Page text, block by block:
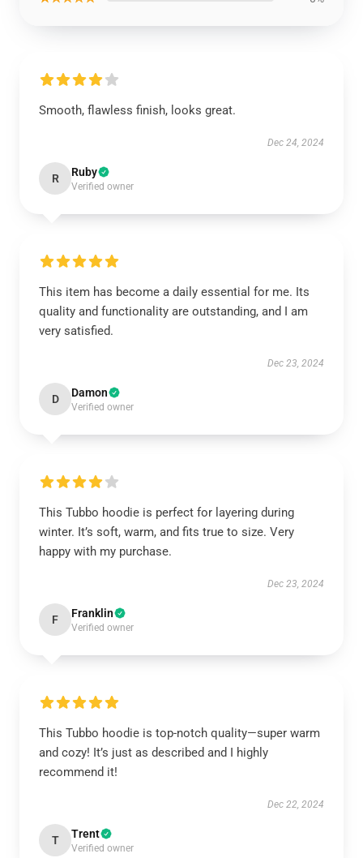
Smooth, flawless finish, looks great.
Dec 24, 2024
R Ruby
Verified owner
This item has become a daily essential for me. Its
quality and functionality are outstanding, and I am
very satisfied.
Dec 23, 2024
D Damon
Verified owner
This Tubbo hoodie is perfect for layering during
winter. It’s soft, warm, and fits true to size. Very
happy with my purchase.
Dec 23, 2024
F Franklin
Verified owner
This Tubbo hoodie is top-notch quality—super warm
and cozy! It’s just as described and I highly
recommend it!
Dec 22, 2024
T Trent
Verified owner